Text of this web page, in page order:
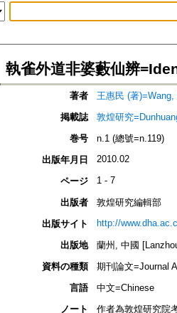
執雀外道非婆藪仙辨
著者
王惠民 (著)=Wang,
掲載誌
敦煌研究
巻号
n.1 (總號=n.119)
出版年月日
2010.02
ページ 1 - 7
出版者
敦煌研究編輯部
出版サイト
http://
出版地
蘭州, 中國
資料の種類
期刊論文=Journal
言語
中文=Chinese
ノート
作者為敦煌研究院